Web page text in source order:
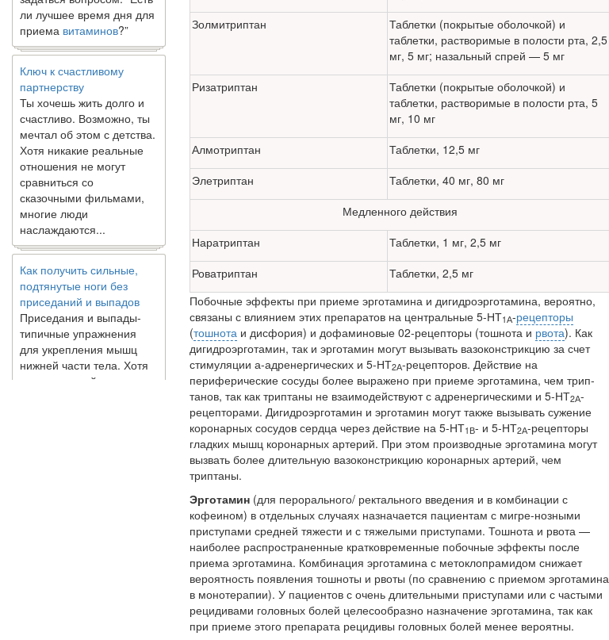
приемавитаминов?”
Ключ к счастливому
партнерству
Ты хочешь жить долго и
счастливо. Возможно, ты
мечтал об этом с детства.
Хотя никакие реальные
отношения не могут
сравниться со
сказочными фильмами,
многие люди
наслаждаются...
Как получить сильные,
подтянутые ноги без
приседаний и выпадов
Приседания и выпады-
типичные упражнения
для укрепления мышц
нижней части тела. Хотя
они чрезвычайно
распространены, они не
Золмитриптан
Таблетки (покрытые оболочкой) и
таблетки, растворимые в поло­сти рта, 2,5
мг, 5 мг; назальный спрей — 5 мг
Ризатриптан
Таблетки (покрытые оболочкой) и
таблетки, растворимые в полос­ти рта, 5
мг, 10 мг
Алмотриптан
Таблетки, 12,5 мг
Элетриптан
Таблетки, 40 мг, 80 мг
Медленного действия
Наратриптан
Таблетки, 1 мг, 2,5 мг
Роватриптан
Таблетки, 2,5 мг
Побочные эффекты при приеме эрготами­на и дигидроэрготамина, вероятно,
связаны с влиянием этих препаратов на центральные 5-НТ1А-рецепторы
(тошнота и дисфория) и до­фаминовые 02-рецепторы (тошнота и рвота). Как
дигидроэрготамин, так и эрготамин могут вызывать вазоконстрикцию за счет
стимуля­ции а-адренергических и 5-НТ2А-рецепторов. Действие на
периферические сосуды более выражено при приеме эрготамина, чем трип­
танов, так как триптаны не взаимодействуют с адренергическими и 5-НТ2А-
рецепторами. Дигидроэрготамин и эрготамин могут также вызывать сужение
коронарных сосудов сердца через действие на 5-НТ1В- и 5-НТ2А-рецепторы
гладких мышц коронарных артерий. При этом производные эрготамина могут
вызвать более длительную вазоконстрикцию коронарных ар­терий, чем
триптаны.
Эрготамин (для перорального/ ректального введения и в комбинации с
кофеином) в отдель­ных случаях назначается пациентам с мигре-нозными
приступами средней тяжести и с тя­желыми приступами. Тошнота и рвота —
наи­более распространенные кратковременные по­бочные эффекты после
приема эрготамина. Комбинация эрготамина с метоклопрамидом снижает
вероятность появления тошноты и рвоты (по сравнению с приемом эрготамина
в монотерапии). У пациентов с очень длитель­ными приступами или с частыми
рецидивами головных болей целесообразно назначение эр­готамина, так как
при приеме этого препарата рецидивы головных болей менее вероятны.